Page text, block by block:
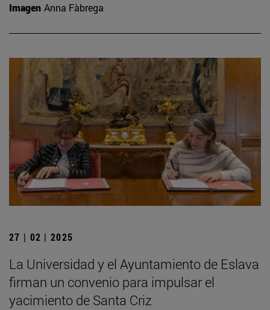
Imagen Anna Fàbrega
27 | 02 | 2025
La Universidad y el Ayuntamiento de Eslava
firman un convenio para impulsar el
yacimiento de Santa Criz